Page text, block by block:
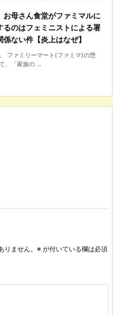
お母さん食堂がファミマルに
るのはフェミニストによる署
ない件【炎上はなぜ】
ファミリーマート(ファミマ)の惣
、「家族の ...
ません。 ※ が付いている欄は必須